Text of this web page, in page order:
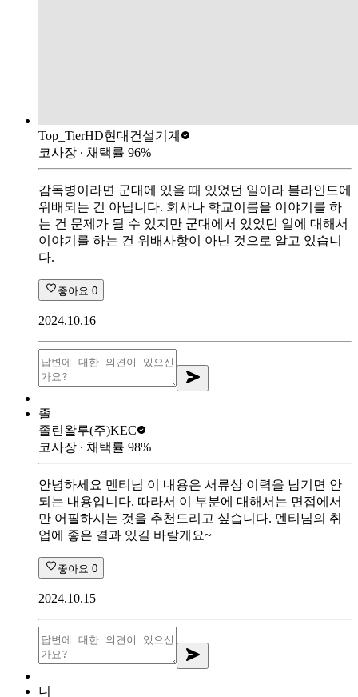
Top_TierHD현대건설기계
코사장 ∙ 채택률 96%
감독병이라면 군대에 있을 때 있었던 일이라 블라인드에
위배되는 건 아닙니다. 회사나 학교이름을 이야기를 하
는 건 문제가 될 수 있지만 군대에서 있었던 일에 대해서
이야기를 하는 건 위배사항이 아닌 것으로 알고 있습니
다.
좋아요 0
2024.10.16
졸
졸린왈루(주)KEC
코사장 ∙ 채택률 98%
안녕하세요 멘티님 이 내용은 서류상 이력을 남기면 안
되는 내용입니다. 따라서 이 부분에 대해서는 면접에서
만 어필하시는 것을 추천드리고 싶습니다. 멘티님의 취
업에 좋은 결과 있길 바랄게요~
좋아요 0
2024.10.15
니